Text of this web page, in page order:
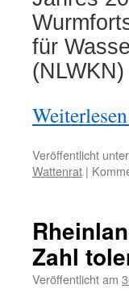
für
Weiterlesen
Veröffentlicht unter
Wattenrat |
Zahl
Veröffentlicht am